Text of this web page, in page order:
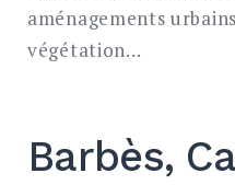
aménagements
végétation…
Barbès,